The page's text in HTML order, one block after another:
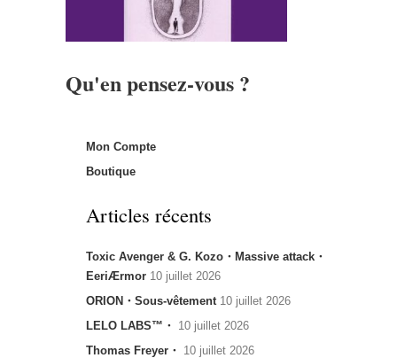
Qu'en pensez-vous ?
Mon Compte
Boutique
Articles récents
Toxic Avenger & G. Kozo・Massive attack・
EeriÆrmor 10 juillet 2026
ORION・Sous-vêtement 10 juillet 2026
LELO LABS™・ 10 juillet 2026
Thomas Freyer・ 10 juillet 2026